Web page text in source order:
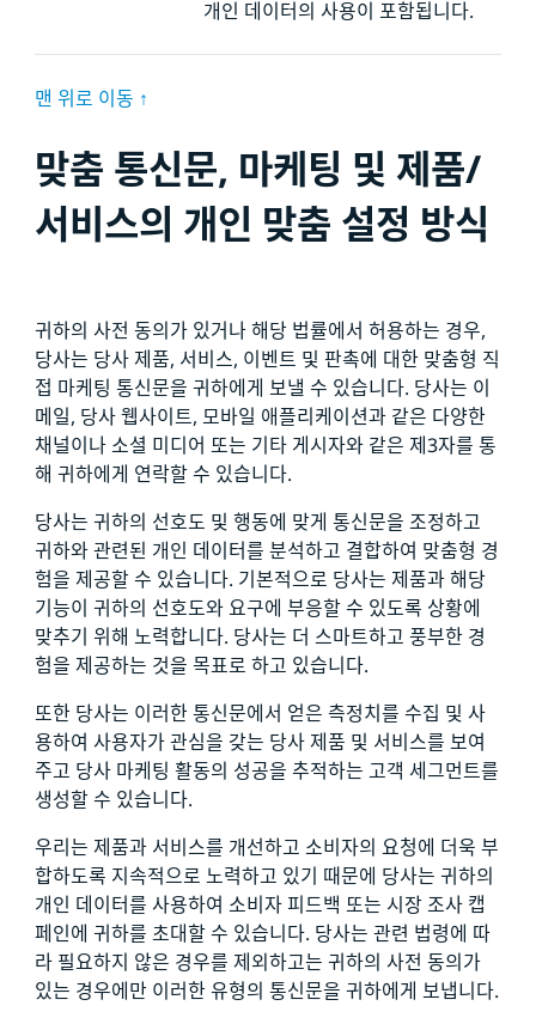
개인 데이터의 사용이 포함됩니다.
맨 위로 이동 ↑
맞춤 통신문, 마케팅 및 제품/
서비스의 개인 맞춤 설정 방식
귀하의 사전 동의가 있거나 해당 법률에서 허용하는 경우,
당사는 당사 제품, 서비스, 이벤트 및 판촉에 대한 맞춤형 직
접 마케팅 통신문을 귀하에게 보낼 수 있습니다. 당사는 이
메일, 당사 웹사이트, 모바일 애플리케이션과 같은 다양한
채널이나 소셜 미디어 또는 기타 게시자와 같은 제3자를 통
해 귀하에게 연락할 수 있습니다.
당사는 귀하의 선호도 및 행동에 맞게 통신문을 조정하고
귀하와 관련된 개인 데이터를 분석하고 결합하여 맞춤형 경
험을 제공할 수 있습니다. 기본적으로 당사는 제품과 해당
기능이 귀하의 선호도와 요구에 부응할 수 있도록 상황에
맞추기 위해 노력합니다. 당사는 더 스마트하고 풍부한 경
험을 제공하는 것을 목표로 하고 있습니다.
또한 당사는 이러한 통신문에서 얻은 측정치를 수집 및 사
용하여 사용자가 관심을 갖는 당사 제품 및 서비스를 보여
주고 당사 마케팅 활동의 성공을 추적하는 고객 세그먼트를
생성할 수 있습니다.
우리는 제품과 서비스를 개선하고 소비자의 요청에 더욱 부
합하도록 지속적으로 노력하고 있기 때문에 당사는 귀하의
개인 데이터를 사용하여 소비자 피드백 또는 시장 조사 캡
페인에 귀하를 초대할 수 있습니다. 당사는 관련 법령에 따
라 필요하지 않은 경우를 제외하고는 귀하의 사전 동의가
있는 경우에만 이러한 유형의 통신문을 귀하에게 보냅니다.